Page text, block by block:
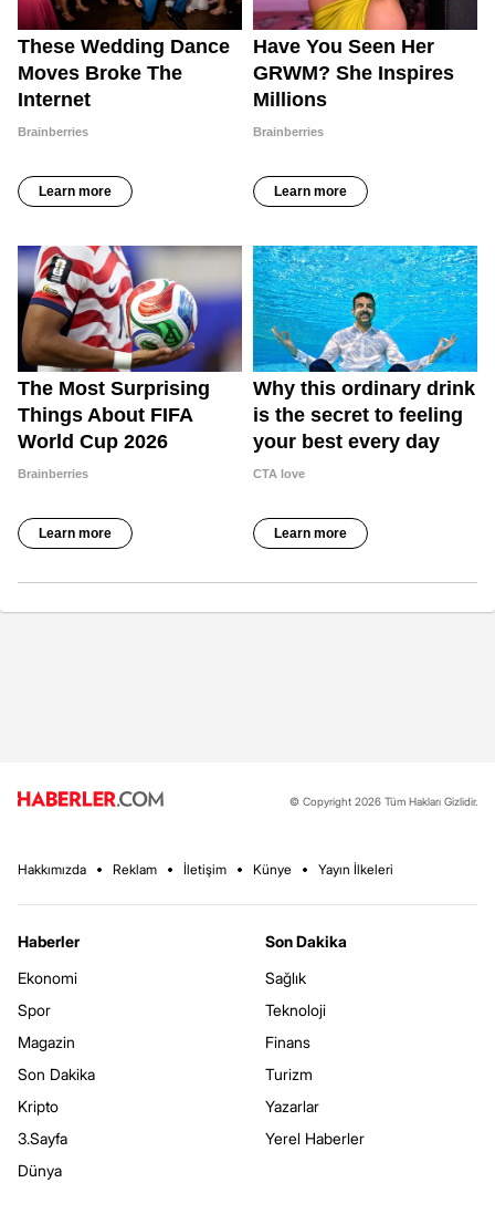
© Copyright 2026 Tüm Hakları Gizlidir.
Hakkımızda Reklam İletişim Künye Yayın İlkeleri
Haberler
Ekonomi
Spor
Magazin
Son Dakika
Kripto
3.Sayfa
Dünya
Son Dakika
Sağlık
Teknoloji
Finans
Turizm
Yazarlar
Yerel Haberler